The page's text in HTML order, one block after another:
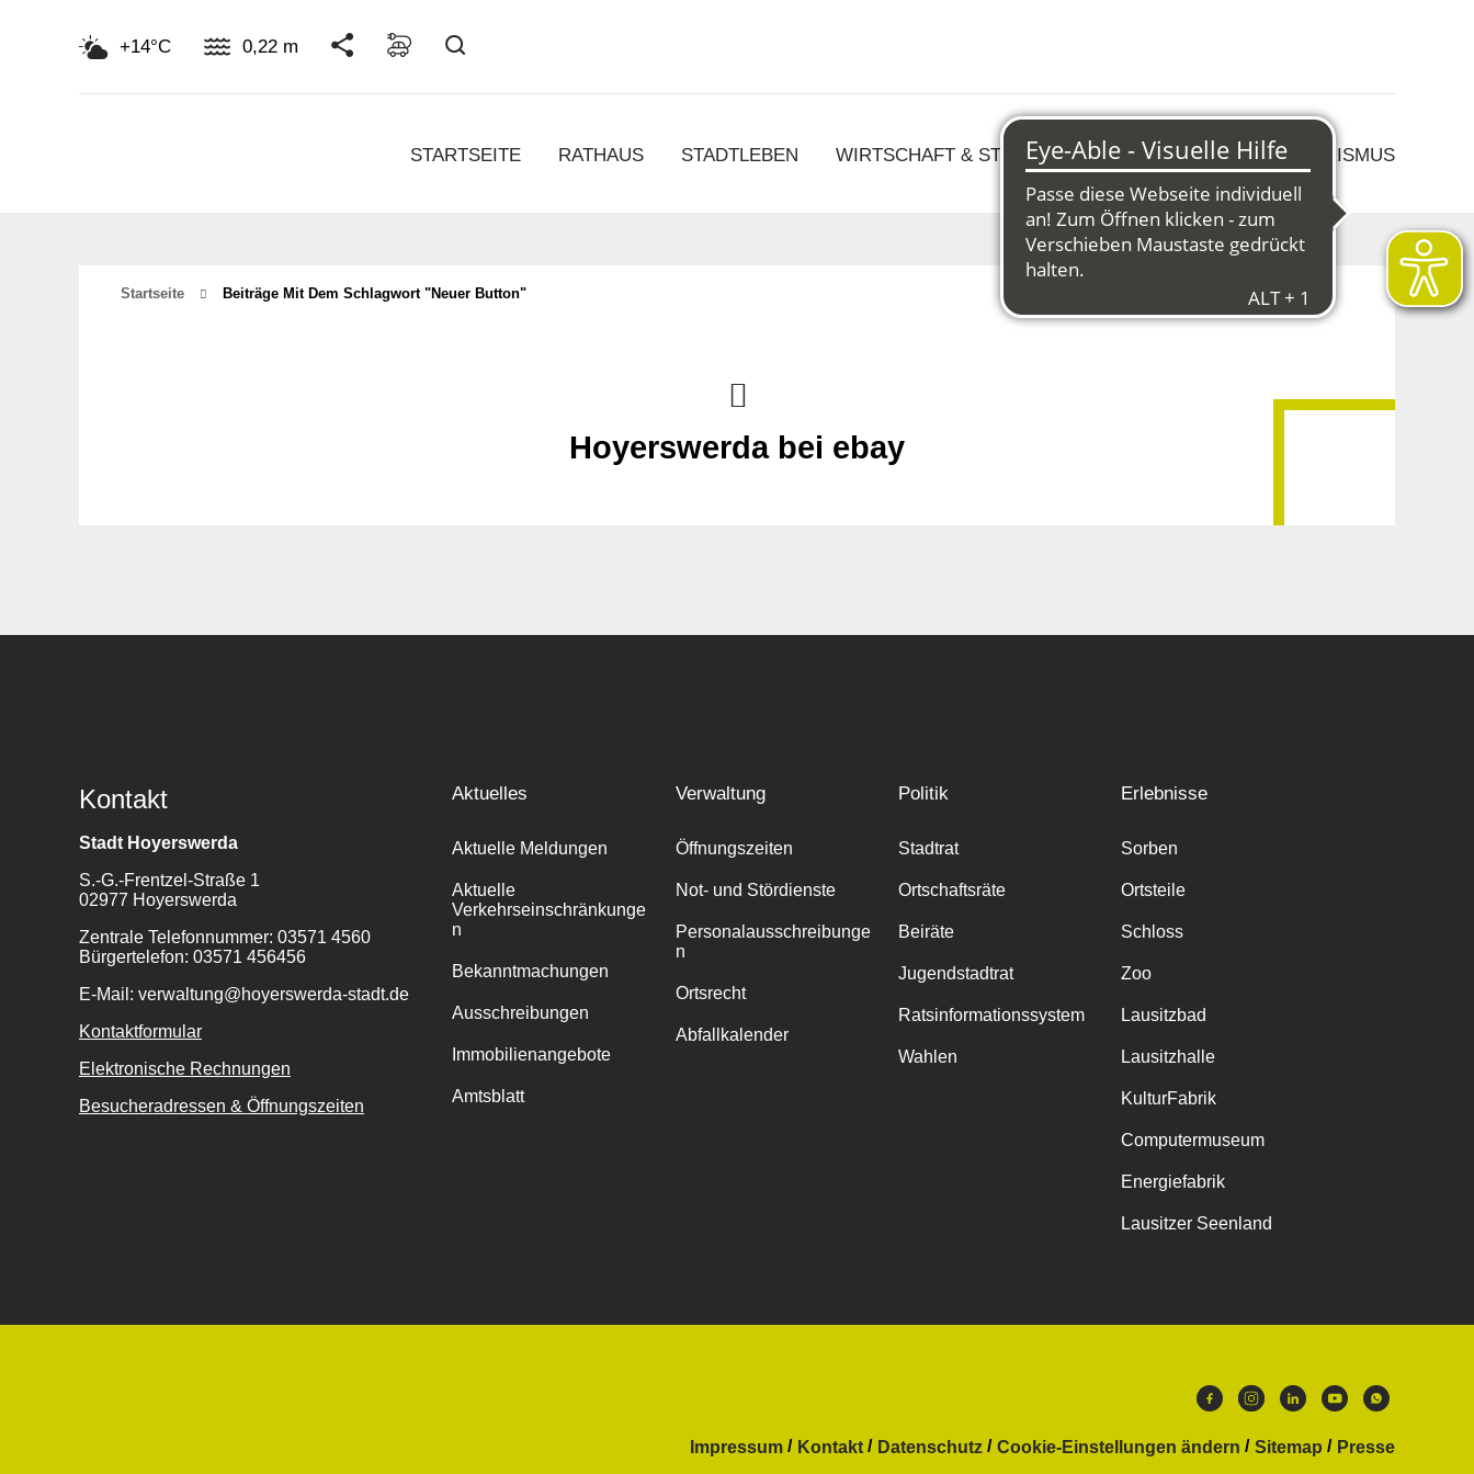
+14°C 0,22 m
STARTSEITE RATHAUS STADTLEBEN WIRTSCHAFT & STRUKTURWANDEL KULTUR & TOURISMUS
Startseite Beiträge Mit Dem Schlagwort "neuer Button"
Hoyerswerda bei ebay
Kontakt
Stadt Hoyerswerda
S.-G.-Frentzel-Straße 1
02977 Hoyerswerda
Zentrale Telefonnummer: 03571 4560
Bürgertelefon: 03571 456456
E-Mail: verwaltung@hoyerswerda-stadt.de
Kontaktformular
Elektronische Rechnungen
Besucheradressen & Öffnungszeiten
Aktuelles
Aktuelle Meldungen
Aktuelle
Verkehrseinschränkunge
n
Bekanntmachungen
Ausschreibungen
Immobilienangebote
Amtsblatt
Verwaltung
Öffnungszeiten
Not- und Stördienste
Personalausschreibunge
n
Ortsrecht
Abfallkalender
Politik
Stadtrat
Ortschaftsräte
Beiräte
Jugendstadtrat
Ratsinformationssystem
Wahlen
Erlebnisse
Sorben
Ortsteile
Schloss
Zoo
Lausitzbad
Lausitzhalle
KulturFabrik
Computermuseum
Energiefabrik
Lausitzer Seenland
Impressum Kontakt Datenschutz Cookie-Einstellungen ändern Sitemap
Presse